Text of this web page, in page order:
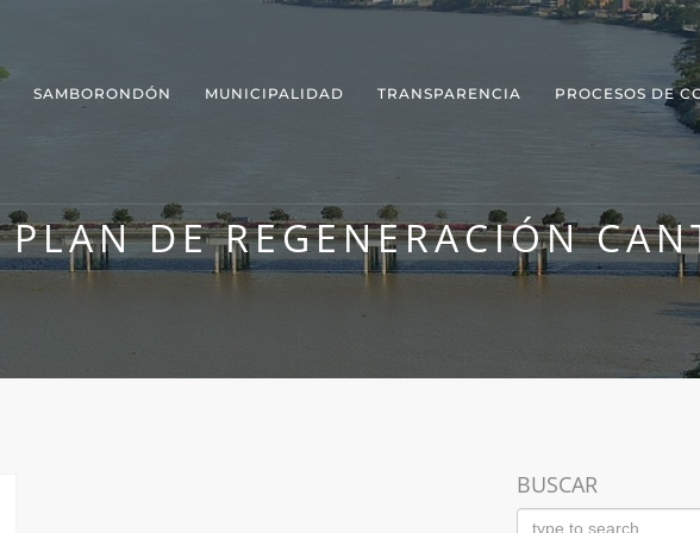
SAMBORONDÓN MUNICIPALIDAD TRANSPARENCIA PROCESOS DE
PLAN DE REGENERACIÓN
BUSCAR